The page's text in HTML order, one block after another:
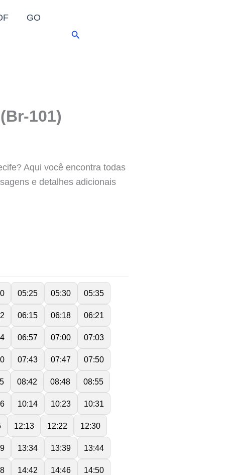
GO
Pesquisar
101)
Aqui você encontra todas
e detalhes adicionais
05:25 05:30 05:35
06:15 06:18 06:21
06:57 07:00 07:03
07:43 07:47 07:50
08:42 08:48 08:55
10:14 10:23 10:31
12:13 12:22 12:30
13:34 13:39 13:44
14:42 14:46 14:50